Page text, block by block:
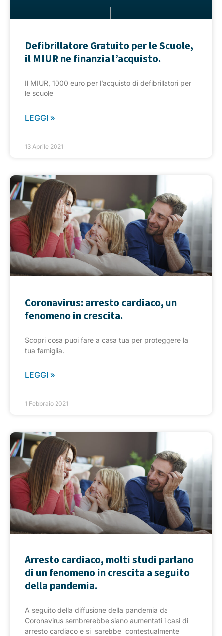
Defibrillatore Gratuito per le Scuole,
il MIUR ne finanzia l’acquisto.
Il MIUR, 1000 euro per l’acquisto di defibrillatori per
le scuole
LEGGI »
13 Aprile 2021
Coronavirus: arresto cardiaco, un
fenomeno in crescita.
Scopri cosa puoi fare a casa tua per proteggere la
tua famiglia.
LEGGI »
1 Febbraio 2021
Arresto cardiaco, molti studi parlano
di un fenomeno in crescita a seguito
della pandemia.
A seguito della diffusione della pandemia da
Coronavirus sembrerebbe siano aumentati i casi di
arresto cardiaco e si sarebbe contestualmente